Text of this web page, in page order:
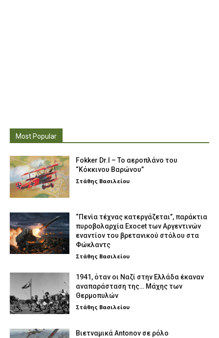
Most Popular
Fokker Dr.I – To αεροπλάνο του
“Κόκκινου Βαρώνου”
Στάθης Βασιλείου
“Πενία τέχνας κατεργάζεται”, παράκτια
πυροβολαρχία Exocet των Αργεντινών
εναντίον του βρετανικού στόλου στα
Φώκλαντς
Στάθης Βασιλείου
1941, όταν οι Ναζί στην Ελλάδα έκαναν
αναπαράσταση της… Μάχης των
Θερμοπυλών
Στάθης Βασιλείου
Βιετναμικά Antonov σε ρόλο